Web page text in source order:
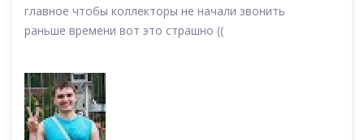
главное чтобы коллекторы не начали звонить
раньше времени вот это страшно ((